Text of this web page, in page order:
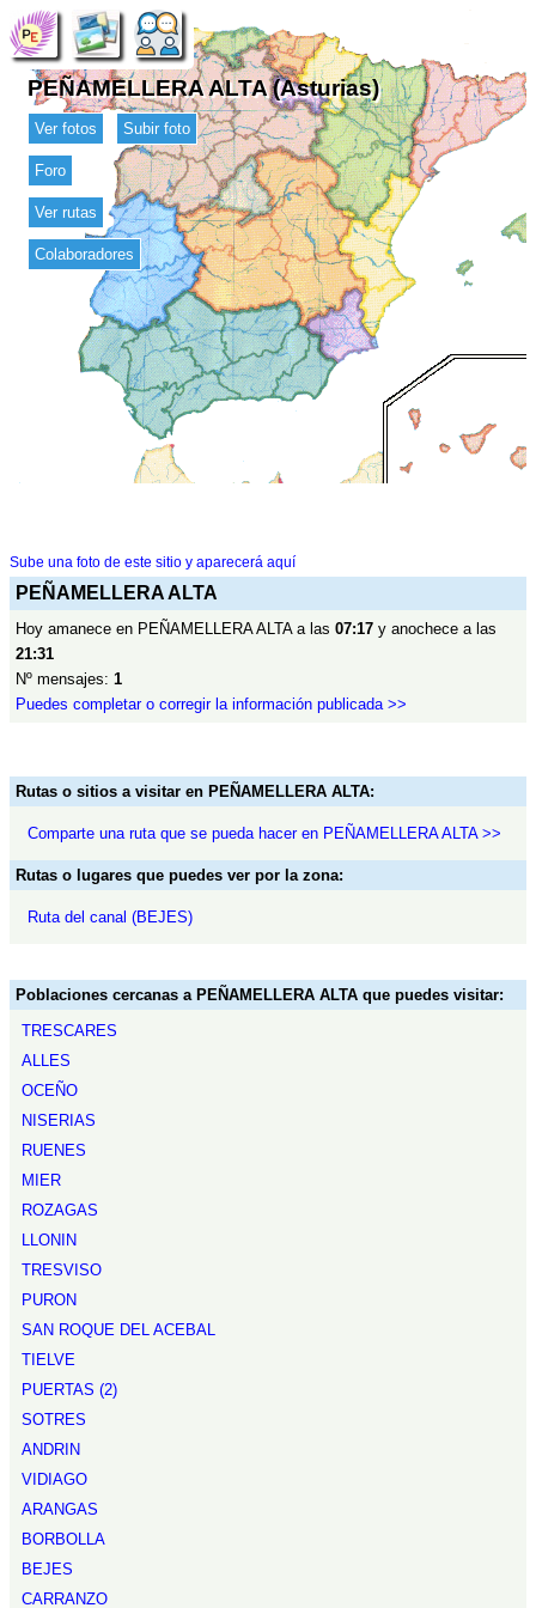
PEÑAMELLERA ALTA (Asturias)
Ver fotos Subir foto
Foro
Ver rutas
Colaboradores
Sube una foto de este sitio y aparecerá aquí
PEÑAMELLERA ALTA
Hoy amanece en PEÑAMELLERA ALTA a las 07:17 y anochece a las
21:31
Nº mensajes: 1
Puedes completar o corregir la información publicada >>
Rutas o sitios a visitar en PEÑAMELLERA ALTA:
Comparte una ruta que se pueda hacer en PEÑAMELLERA ALTA >>
Rutas o lugares que puedes ver por la zona:
Ruta del canal (BEJES)
Poblaciones cercanas a PEÑAMELLERA ALTA que puedes visitar:
TRESCARES
ALLES
OCEÑO
NISERIAS
RUENES
MIER
ROZAGAS
LLONIN
TRESVISO
PURON
SAN ROQUE DEL ACEBAL
TIELVE
PUERTAS (2)
SOTRES
ANDRIN
VIDIAGO
ARANGAS
BORBOLLA
BEJES
CARRANZO